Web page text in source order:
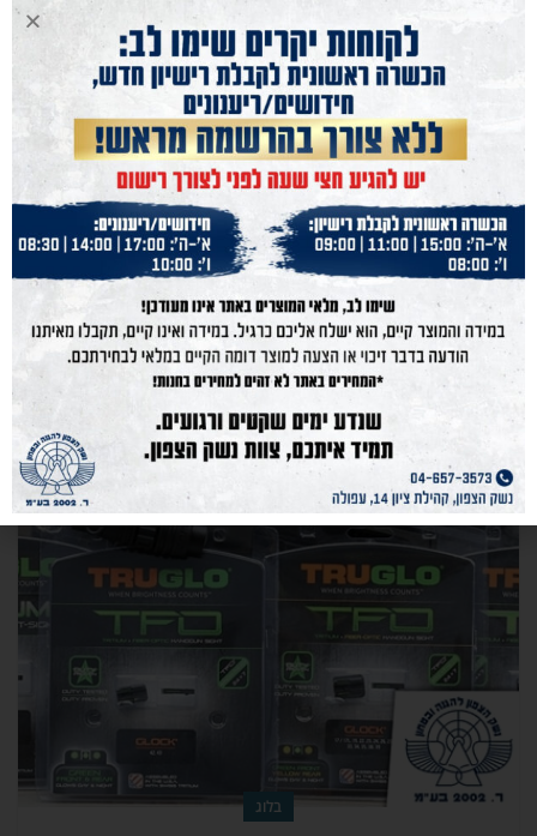
בלוג
מה חשבנו על גלוק 26?
Admin
0
אחד האקדחים המעניינים ביותר של גלוק הוא ללא ספק ה 26. מדובר
באקדח 9 מ"מ קומפקטי לנשיאה יום יומית. ל 26 מספר מאפיינים י...
CONTINUE READING
15
אוק
בלוג